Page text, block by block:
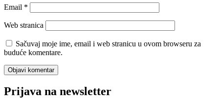
Email *
Web stranica
Sačuvaj moje ime, email i web stranicu u ovom browseru za
buduće komentare.
Prijava na newsletter